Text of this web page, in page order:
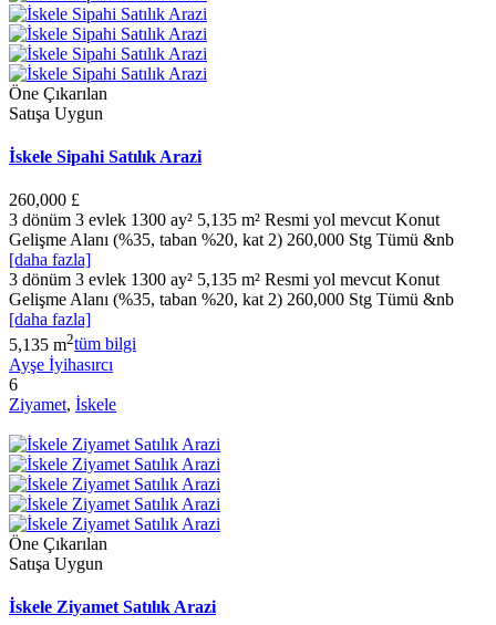
Öne Çıkarılan
Satışa Uygun
İskele Sipahi Satılık Arazi
260,000 £
3 dönüm 3 evlek 1300 ay² 5,135 m² Resmi yol mevcut Konut
Gelişme Alanı (%35, taban %20, kat 2) 260,000 Stg Tümü &nb
[daha fazla]
3 dönüm 3 evlek 1300 ay² 5,135 m² Resmi yol mevcut Konut
Gelişme Alanı (%35, taban %20, kat 2) 260,000 Stg Tümü &nb
[daha fazla]
5,135 m2tüm bilgi
Ayşe İyihasırcı
6
Ziyamet, İskele
Öne Çıkarılan
Satışa Uygun
İskele Ziyamet Satılık Arazi